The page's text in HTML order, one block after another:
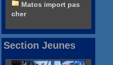
Matos import pas
cher
Section Jeunes